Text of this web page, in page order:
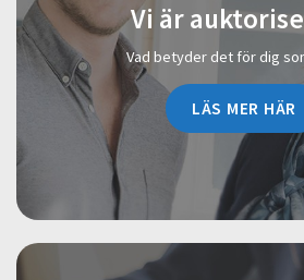
Vi är
Vad betyder det för dig
LÄS MER HÄR